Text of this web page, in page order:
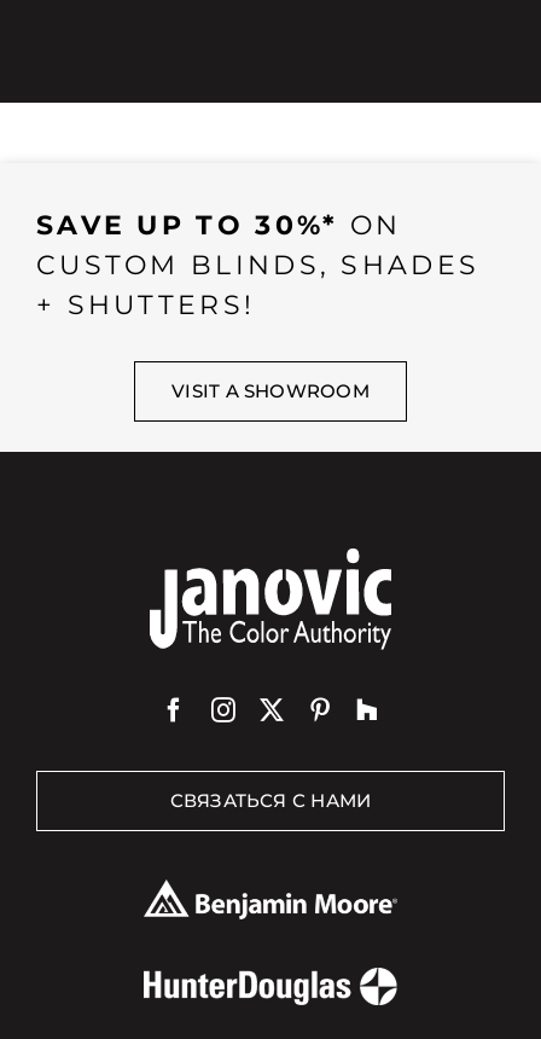
SAVE UP TO 30%* ON
CUSTOM BLINDS, SHADES
+ SHUTTERS!
VISIT A SHOWROOM
СВЯЗАТЬСЯ С НАМИ